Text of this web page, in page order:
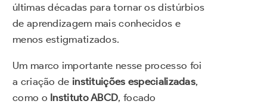
últimas décadas para tornar os distúrbios
de aprendizagem mais conhecidos e
menos estigmatizados.
Um marco importante nesse processo foi
a criação de instituições especializadas,
como o Instituto ABCD, focado